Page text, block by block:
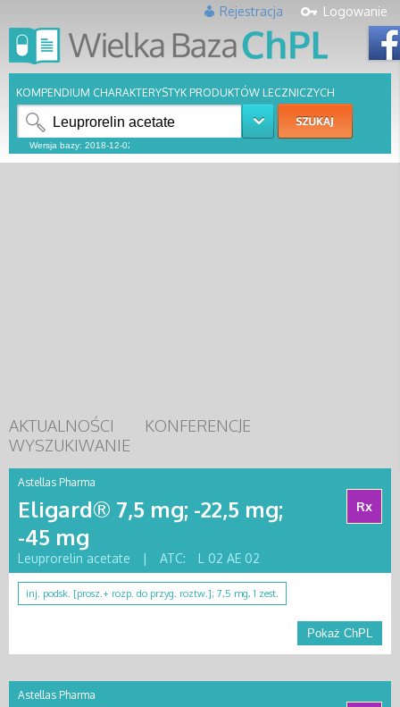
Logowanie
Rejestracja
KOMPENDIUM CHARAKTERYSTYK PRODUKTÓW LECZNICZYCH
AKTUALNOŚCI
KONFERENCJE
WYSZUKIWANIE
Astellas Pharma
Eligard® 7,5 mg; -22,5 mg;
-45 mg
Rx
Leuprorelin acetate | ATC: L 02 AE 02
inj. podsk. [prosz.+ rozp. do przyg. roztw.]; 7,5 mg, 1 zest.
Pokaż ChPL
Astellas Pharma